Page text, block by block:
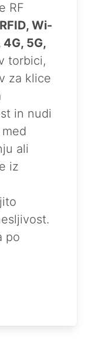
RF
RFID, Wi-
4G, 5G,
torbici,
za klice
in nudi
ali
iz
po